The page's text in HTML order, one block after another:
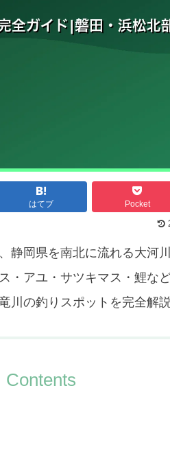
はてブ Pocket
静岡県を南北に流れる大河
・アユ・サツキマス・鯉な
川の釣りスポットを完全解説
Contents